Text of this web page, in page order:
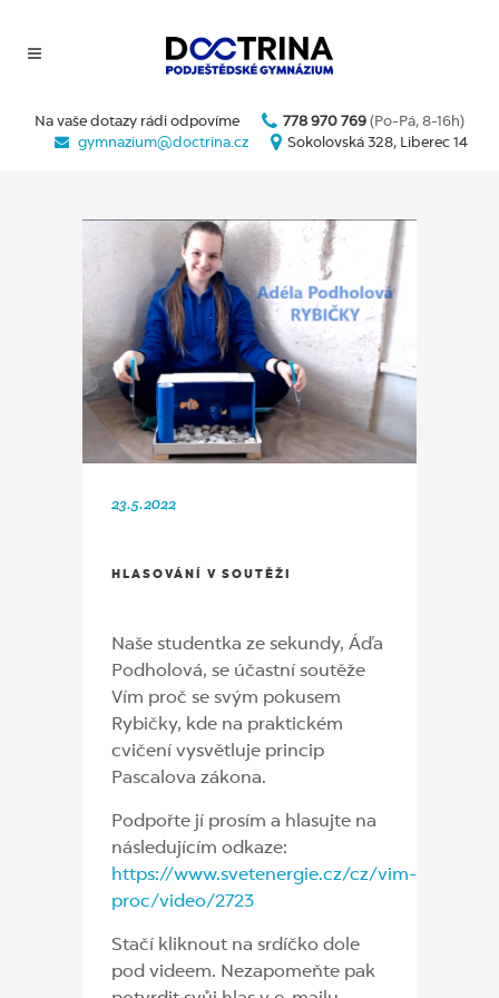
Na vaše dotazy rádi odpovíme 778 970 769 (Po-Pá, 8-16h)
gymnazium@doctrina.cz
Sokolovská 328, Liberec 14
23.5.2022
HLASOVÁNÍ V SOUTĚŽI
Naše studentka ze sekundy, Áďa
Podholová, se účastní soutěže
Vím proč se svým pokusem
Rybičky, kde na praktickém
cvičení vysvětluje princip
Pascalova zákona.
Podpořte jí prosím a hlasujte na
následujícím odkaze:
https://www.svetenergie.cz/cz/vim-
proc/video/2723
Stačí kliknout na srdíčko dole
pod videem. Nezapomeňte pak